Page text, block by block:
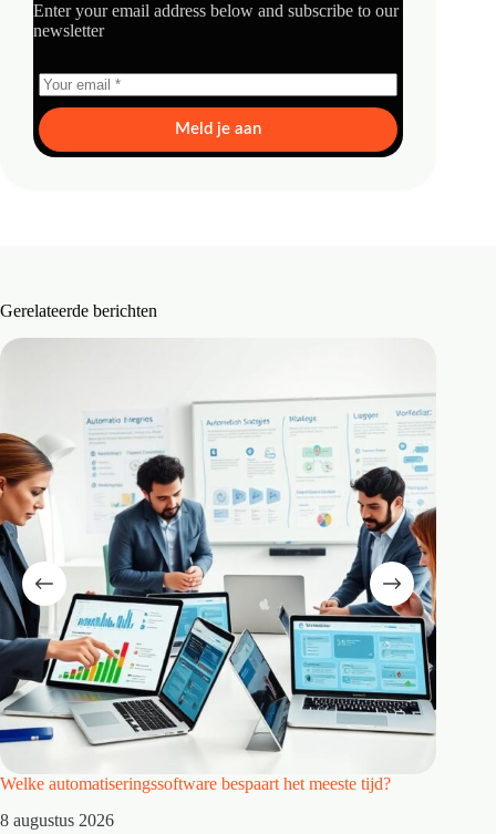
Enter your email address below and subscribe to our
newsletter
Meld je aan
Gerelateerde berichten
Welke automatiseringssoftware bespaart het meeste tijd?
8 augustus 2026